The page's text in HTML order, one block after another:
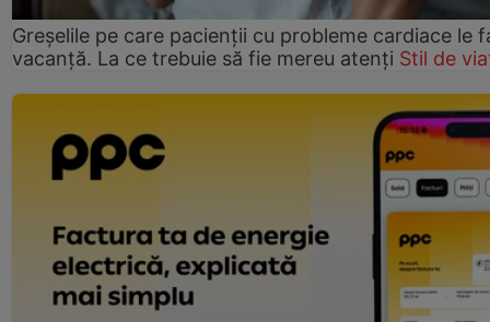
Greșelile pe care pacienții cu probleme cardiace le
vacanță. La ce trebuie să fie mereu atenți Stil de